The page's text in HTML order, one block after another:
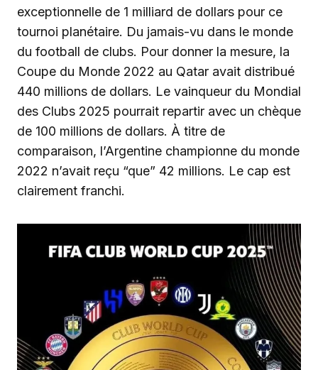
exceptionnelle de 1 milliard de dollars pour ce
tournoi planétaire. Du jamais-vu dans le monde
du football de clubs. Pour donner la mesure, la
Coupe du Monde 2022 au Qatar avait distribué
440 millions de dollars. Le vainqueur du Mondial
des Clubs 2025 pourrait repartir avec un chèque
de 100 millions de dollars. À titre de
comparaison, l’Argentine championne du monde
2022 n’avait reçu “que” 42 millions. Le cap est
clairement franchi.